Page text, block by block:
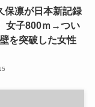
保凛が日本新記録
女子800ｍ→つい
を突破した女性